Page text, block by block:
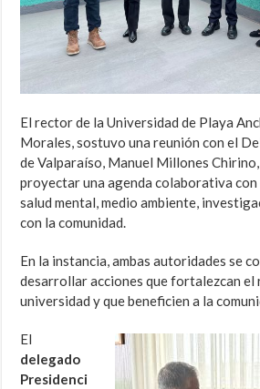
El rector de la Universidad de Playa
Morales, sostuvo una reunión con el
de Valparaíso, Manuel Millones
proyectar una agenda colaborativa con
salud mental, medio ambiente,
con la comunidad.
En la instancia, ambas autoridades se
desarrollar acciones que fortalezcan el
universidad y que beneficien a la
El
delegado
Presidenci